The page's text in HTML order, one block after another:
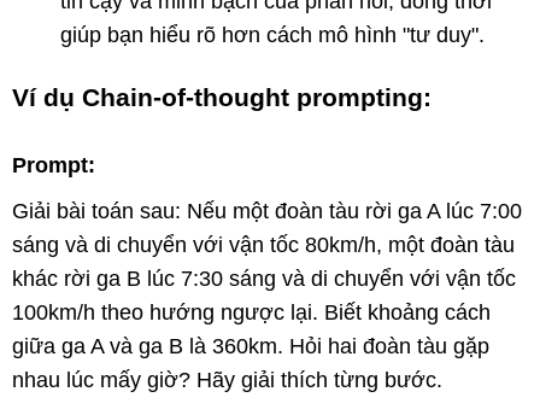
giúp bạn hiểu rõ hơn cách mô hình "tư duy".
Ví dụ Chain-of-thought prompting:
Prompt:
Giải bài toán sau: Nếu một đoàn tàu rời ga A lúc 7:00
sáng và di chuyển với vận tốc 80km/h, một đoàn tàu
khác rời ga B lúc 7:30 sáng và di chuyển với vận tốc
100km/h theo hướng ngược lại. Biết khoảng cách
giữa ga A và ga B là 360km. Hỏi hai đoàn tàu gặp
nhau lúc mấy giờ? Hãy giải thích từng bước.